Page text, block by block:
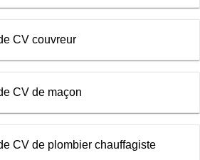
CV couvreur
CV de maçon
CV de plombier chauffagiste